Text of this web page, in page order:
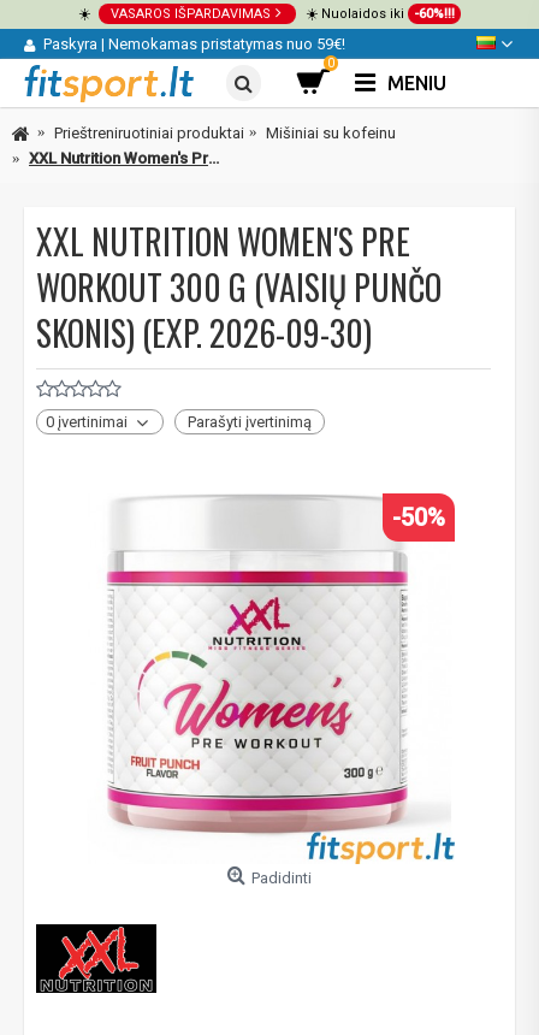
☀️ VASAROS IŠPARDAVIMAS ☀️ Nuolaidos iki -60%!!!
Paskyra | Nemokamas pristatymas nuo 59€!
0
MENIU
Prieštreniruotiniai produktai
Mišiniai su kofeinu
XXL Nutrition Women's Pre Workout 300 g (vaisių punčo skonis)
XXL NUTRITION WOMEN'S PRE
WORKOUT 300 G (VAISIŲ PUNČO
SKONIS) (EXP. 2026-09-30)
0 įvertinimai Parašyti įvertinimą
-50%
Padidinti